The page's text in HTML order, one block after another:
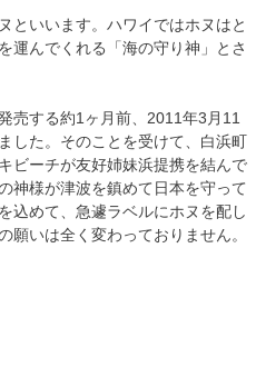
といいます。ハワイではホヌはと
運んでくれる「海の守り神」とさ
売する約1ヶ月前、2011年3月11
した。そのことを受けて、白浜町
ビーチが友好姉妹浜提携を結んで
神様が津波を鎮めて日本を守って
込めて、急遽ラベルにホヌを配し
願いは全く変わっておりません。